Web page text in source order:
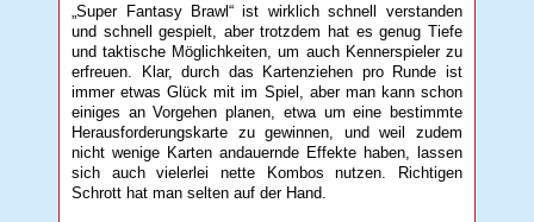
„Super Fantasy Brawl“ ist wirklich schnell verstanden
und schnell gespielt, aber trotzdem hat es genug Tiefe
und taktische Möglichkeiten, um auch Kennerspieler zu
erfreuen. Klar, durch das Kartenziehen pro Runde ist
immer etwas Glück mit im Spiel, aber man kann schon
einiges an Vorgehen planen, etwa um eine bestimmte
Herausforderungskarte zu gewinnen, und weil zudem
nicht wenige Karten andauernde Effekte haben, lassen
sich auch vielerlei nette Kombos nutzen. Richtigen
Schrott hat man selten auf der Hand.